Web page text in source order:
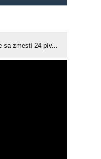
sa zmestí 24 pív...